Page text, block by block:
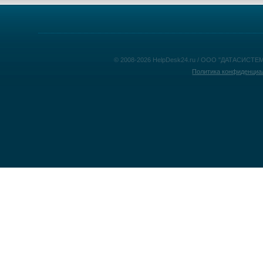
© 2008-2026 HelpDesk24.ru / ООО
Политика